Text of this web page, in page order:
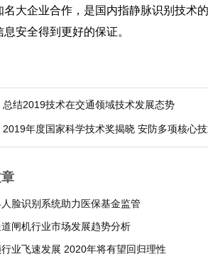
名大企业合作，是国内指静脉识别技术
息安全得到更好的保证。
总结2019技术在交通领域技术发展态势
2019年度国家科学技术奖揭晓 安防多项核心
脸识别系统助力医保基金监管
闸机行业市场发展趋势分析
业飞速发展 2020年将有望回归理性